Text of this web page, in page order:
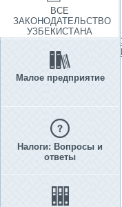
ВСЕ
ЗАКОНОДАТЕЛЬСТВО
УЗБЕКИСТАНА
Малое предприятие
Налоги: Вопросы и
ответы